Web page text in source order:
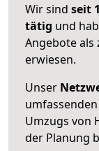
Wir sind seit
tätig und
Angebote als
erwiesen.
Unser
Umzugs von
der Planung